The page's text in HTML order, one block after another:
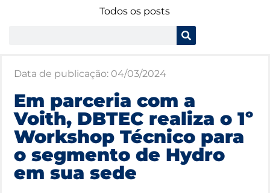
Todos os posts
Data de publicação: 04/03/2024
Em parceria com a
Voith, DBTEC realiza o 1º
Workshop Técnico para
o segmento de Hydro
em sua sede